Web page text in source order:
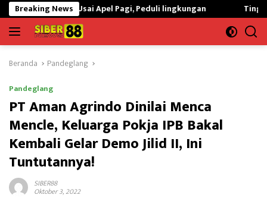
Langsung
ke
konten
Breaking News
Usai Apel Pagi, Peduli lingkungan Tingkatkan Kualitas
Beranda Pandeglang
Pandeglang
PT Aman Agrindo Dinilai Menca
Mencle, Keluarga Pokja IPB Bakal
Kembali Gelar Demo Jilid II, Ini
Tuntutannya!
SIBER88
Oktober 3, 2022